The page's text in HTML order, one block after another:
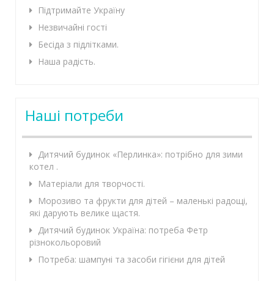
Підтримайте Україну
Незвичайні гості
Бесіда з підлітками.
Наша радість.
Наші потреби
Дитячий будинок «Перлинка»: потрібно для зими
котел .
Матеріали для творчості.
Морозиво та фрукти для дітей – маленькі радощі,
які дарують велике щастя.
Дитячий будинок Україна: потреба Фетр
різнокольоровий
Потреба: шампуні та засоби гігієни для дітей